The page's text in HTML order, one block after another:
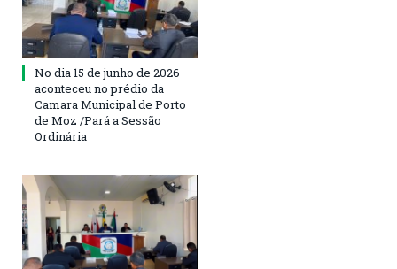
No dia 15 de junho de 2026
aconteceu no prédio da
Camara Municipal de Porto
de Moz /Pará a Sessão
Ordinária